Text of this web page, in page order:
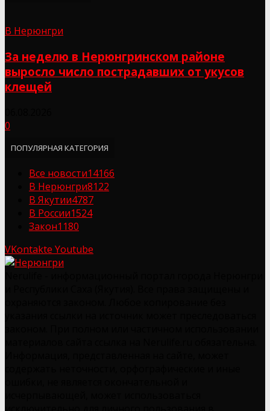
В Нерюнгри
За неделю в Нерюнгринском районе
выросло число пострадавших от укусов
клещей
0
ПОПУЛЯРНАЯ КАТЕГОРИЯ
Все новости14166
В Нерюнгри8122
В Якутии4787
В России1524
Закон1180
VKontakte Youtube